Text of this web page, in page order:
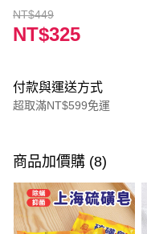
NT$449
NT$325
付款與運送方式
超取滿NT$599免運
信用卡一次付款
超商取貨付款
LINE Pay
商品加價購 (8)